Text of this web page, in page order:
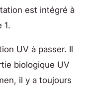
est intégré à
1.
UV à passer. Il
biologique UV
il y a toujours